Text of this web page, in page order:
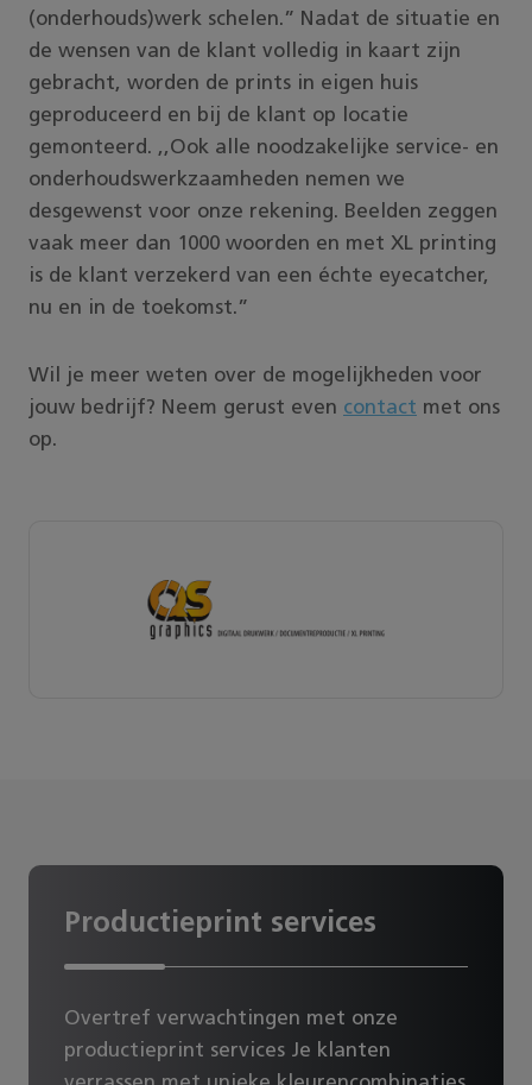
(onderhouds)werk schelen.” Nadat de situatie en
de wensen van de klant volledig in kaart zijn
gebracht, worden de prints in eigen huis
geproduceerd en bij de klant op locatie
gemonteerd. ,,Ook alle noodzakelijke service- en
onderhoudswerkzaamheden nemen we
desgewenst voor onze rekening. Beelden zeggen
vaak meer dan 1000 woorden en met XL printing
is de klant verzekerd van een échte eyecatcher,
nu en in de toekomst.”
Wil je meer weten over de mogelijkheden voor
jouw bedrijf? Neem gerust even contact met ons
op.
Productieprint services
Overtref verwachtingen met onze
productieprint services Je klanten